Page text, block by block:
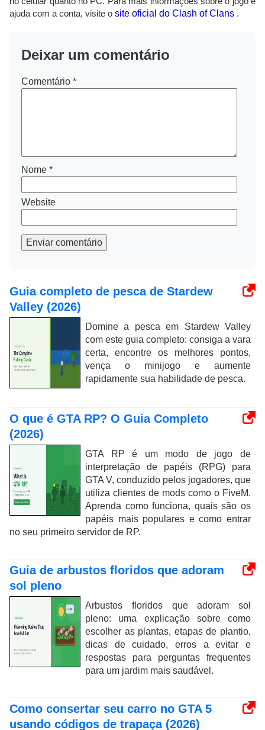
ajuda com a conta, visite o site oficial do Clash of Clans .
Deixar um comentário
Comentário *
Nome *
Website
Enviar comentário
Guia completo de pesca de Stardew
Valley (2026)
Domine a pesca em Stardew Valley
com este guia completo: consiga a vara
certa, encontre os melhores pontos,
vença o minijogo e aumente
rapidamente sua habilidade de pesca.
O que é GTA RP? O Guia Completo
(2026)
GTA RP é um modo de jogo de
interpretação de papéis (RPG) para
GTA V, conduzido pelos jogadores, que
utiliza clientes de mods como o FiveM.
Aprenda como funciona, quais são os
papéis mais populares e como entrar
no seu primeiro servidor de RP.
Guia de arbustos floridos que adoram
sol pleno
Arbustos floridos que adoram sol
pleno: uma explicação sobre como
escolher as plantas, etapas de plantio,
dicas de cuidado, erros a evitar e
respostas para perguntas frequentes
para um jardim mais saudável.
Como consertar seu carro no GTA 5
usando códigos de trapaça (2026)